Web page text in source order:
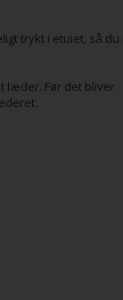
trykt i etuiet, så
læder. Før det bliver